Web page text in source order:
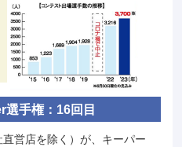
手権：16回目
営店を除く）が、キーパー